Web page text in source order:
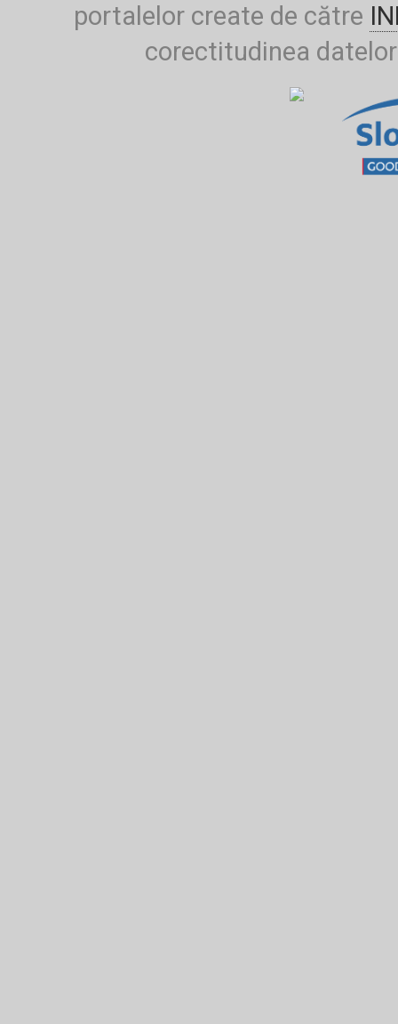
portalelor create de către
corectitudinea